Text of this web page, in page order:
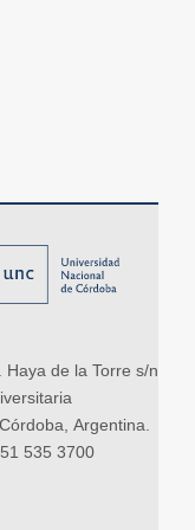
Haya de la Torre s/n,
Argentina.
535 3700